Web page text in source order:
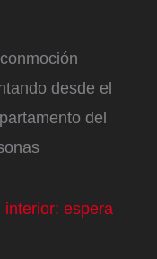
desde el
del
espera